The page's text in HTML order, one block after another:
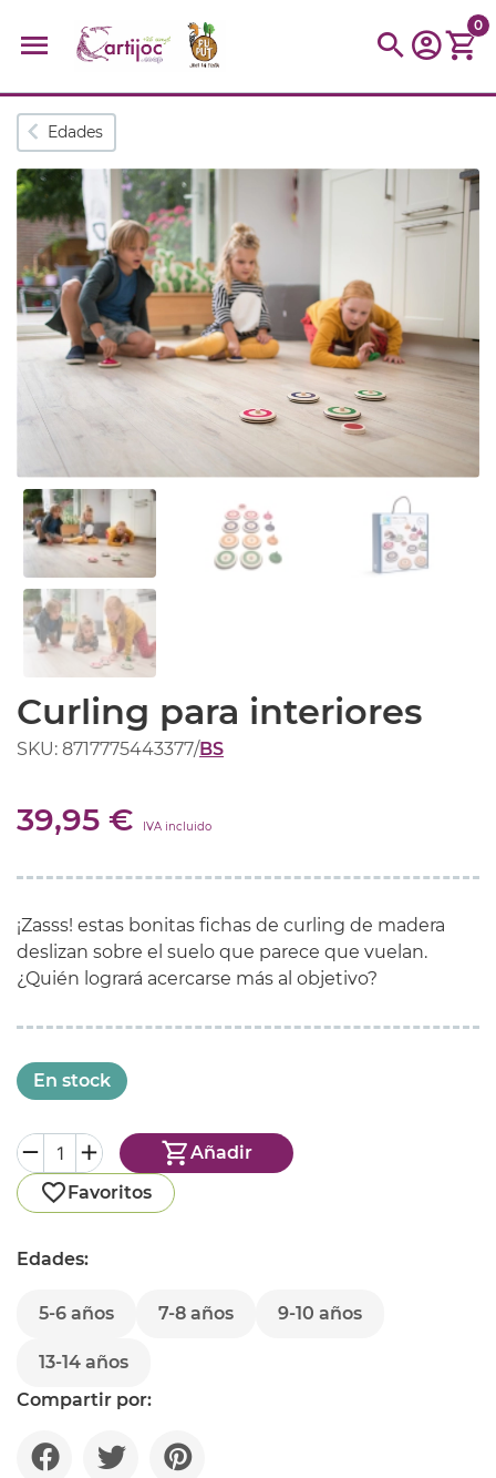
Búsquedas populares
muñeca Parchís Moulin
montessori
peonza
kit kidynight Puzzle
Botella
Panera
0
Edades
Curling para interiores
SKU: 8717775443377/BS
39,95 € IVA incluido
¡Zasss! estas bonitas fichas de curling de madera
deslizan sobre el suelo que parece que vuelan.
¿Quién logrará acercarse más al objetivo?
En stock
Añadir
Favoritos
Edades:
5-6 años 7-8 años 9-10 años
13-14 años
Compartir por: